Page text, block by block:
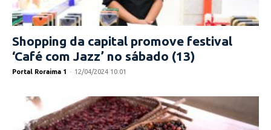
Shopping da capital promove festival
‘Café com Jazz’ no sábado (13)
Portal Roraima 1 - 12/04/2024 10:01